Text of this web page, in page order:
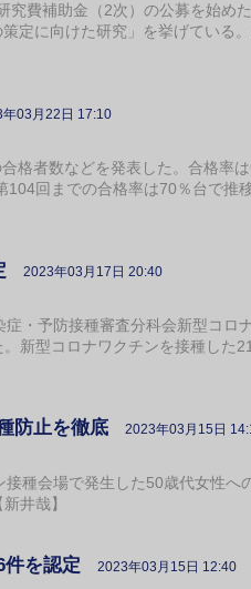
費補助金（2次）の公募を始め
定に向けた研究」を挙げている
03月22日 17:10
格者数などを発表した。合格率
104回までの合格率は70％台で推
2023年03月17日 20:40
・予防接種審査分科会新型コロ
新型コロナワクチンを接種した
防止を徹底 2023年03月15日
種会場で発生した50歳代女性へ
井哉】
を認定 2023年03月15日 12:40